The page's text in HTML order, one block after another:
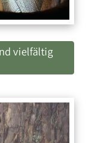
vielfältig